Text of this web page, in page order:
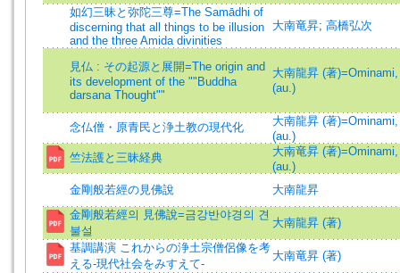
如幻三昧と弥陀三尊=The Samādhi of
discerning that all things to be illusion
and the three Amida divinities
大南竜昇; 高橋弘次
見仏 : その起源と展開=The origin and
its development of the ""Buddha
darsana Thought""
大南龍昇 (著
(au.)
念仏僧・原青民と浄土教の現代化
大南龍昇 (著
(au.)
竺法護と三昧経典
大南竜昇 (著
(au.)
金剛般若經の見佛說
大南龍昇
金剛般若經의 見佛說=금강반야경의 견
불설
大南龍昇 (著)
基調講演 これからの浄土宗僧侶像を考
える-現代社会をみすえて-
大南竜昇 (著)